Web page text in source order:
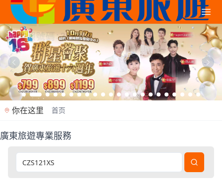
你在这里 首页
廣東旅遊專業服務
廣東旅遊是香港專業旅行社（牌照353362），2012年重塑品